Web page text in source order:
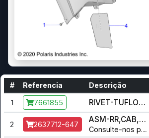
# Referencia Descrição
1 7661855 RIVET-TUFLOK,.315-.325X.787
2 2637712-647
ASM-RR,CAB,LH,SCR,O.BURST [INCL. WARNING DECALS]
Consulte-nos podemos ter uma solução